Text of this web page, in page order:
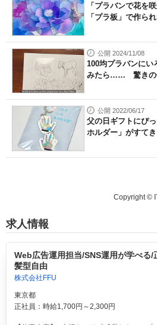
「プラバンで花を
「プラ板」で作ら
公開 2024/11/08
100均プラバンに
みたら…… 驚きの
公開 2022/06/17
父の日ギフトにぴ
ホルダー」がすて
Copyright ©
求人情報
Web広告運用担当/SNS運用が学べる/
髪型自由
株式会社FFU
東京都
正社員：時給1,700円～2,300円